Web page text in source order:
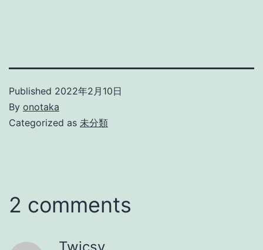
Published 2022年2月10日
By onotaka
Categorized as 未分類
2 comments
Twicsy